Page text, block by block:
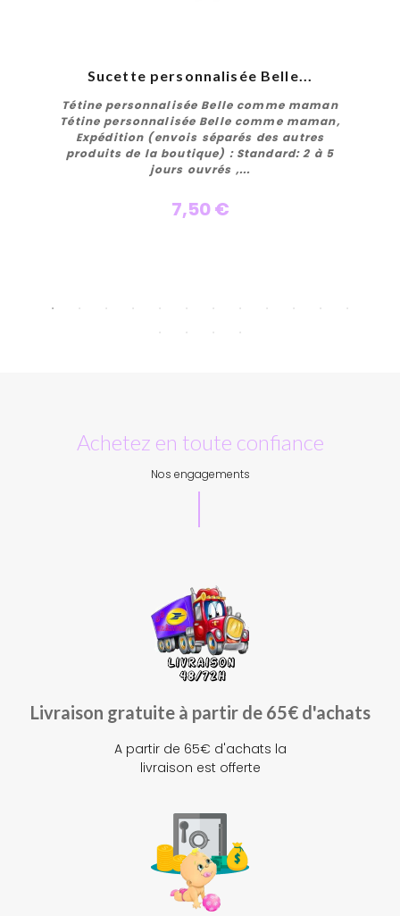
Personnaliser
Sucette personnalisée Belle...
Tétine personnalisée Belle comme maman
Tétine personnalisée Belle comme maman,
Expédition (envois séparés des autres
produits de la boutique) : Standard: 2 à 5
jours ouvrés ,...
7,50 €
Achetez en toute confiance
Nos engagements
Livraison gratuite à partir de 65€ d'achats
A partir de 65€ d'achats la
livraison est offerte